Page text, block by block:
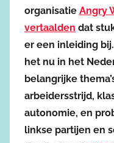
organisatie Angry
vertaalden dat
er een inleiding
het nu in het
belangrijke
arbeidersstrijd,
autonomie, en
linkse partijen en